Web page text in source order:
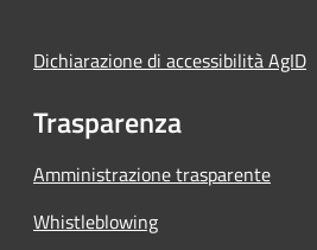
Dichiarazione di accessibilità AgID
Trasparenza
Amministrazione trasparente
Whistleblowing